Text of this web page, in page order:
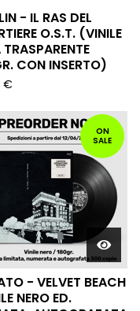
- IL RAS DEL
O.S.T. (VINILE
TRASPARENTE
CON INSERTO)
€
ON
SALE
- VELVET BEACH
NERO ED.